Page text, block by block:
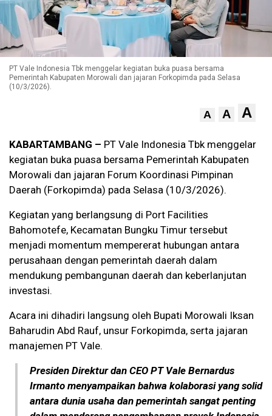
PT Vale Indonesia Tbk menggelar kegiatan buka puasa bersama
Pemerintah Kabupaten Morowali dan jajaran Forkopimda pada Selasa
(10/3/2026).
A A A
KABARTAMBANG – PT Vale Indonesia Tbk menggelar
kegiatan buka puasa bersama Pemerintah Kabupaten
Morowali dan jajaran Forum Koordinasi Pimpinan
Daerah (Forkopimda) pada Selasa (10/3/2026).
Kegiatan yang berlangsung di Port Facilities
Bahomotefe, Kecamatan Bungku Timur tersebut
menjadi momentum mempererat hubungan antara
perusahaan dengan pemerintah daerah dalam
mendukung pembangunan daerah dan keberlanjutan
investasi.
Acara ini dihadiri langsung oleh Bupati Morowali Iksan
Baharudin Abd Rauf, unsur Forkopimda, serta jajaran
manajemen PT Vale.
Presiden Direktur dan CEO PT Vale Bernardus
Irmanto menyampaikan bahwa kolaborasi yang solid
antara dunia usaha dan pemerintah sangat penting